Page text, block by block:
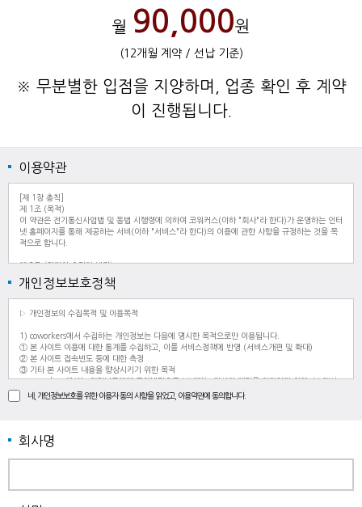
월 90,000원
(12개월 계약 / 선납 기준)
※ 무분별한 입점을 지양하며, 업종 확인 후 계약
이 진행됩니다.
이용약관
[제 1장 총칙]
제 1조 (목적)
이 약관은 전기통신사업법 및 동법 시행령에 의하여 코워커스(이하 "회사"라 한다)가 운영하는 인터
넷 홈페이지를 통해 제공하는 서비(이하 "서비스"라 한다)의 이용에 관한 사항을 규정하는 것을 목
적으로 합니다.
제 2조 (약관의 효력과 변경)
① 이 약관은 인터넷 홈페이지 서비스 화면에 게시하거나 E-mail, 공지사항 등 기타의 방법으로 이
용자에게 공지함으로써 효력을 발생합니다.
② 회사는 사정상 혹은 영업상 중요한 사유가 발생될 경우에는 이 약관을 변경할 수 있으며, 변경된
약관은 ①항과 같은 방법으로 공지함으로써 효력을 발생합니다.
니다. 변경된 약관의 효력 발생일 이후의 계속적인 서비스 이용은 약관의 변경 사항에 동의한 것으
로 간주됩니다.
제 3조 (약관 외 준칙)
이 약관에 명시되지 않은 사항이 관계 법령에 규정되어 있을 경우에는 그 규정에 따릅니다.
제 4조 (용어의 정의)
③ 운영자: 서비스의 전반적인 관리와 원활한 운영을 위하여 회사에서 선정한 사람
④ 해지: 회사 또는 회원이 서비스 이용계약을 종료시키는 것
① 서비스의 이용은 무료입니다.
개인정보보호정책
▷ 개인정보의 수집목적 및 이용목적
1) coworkers에서 수집하는 개인정보는 다음에 명시한 목적으로만 이용됩니다.
① 본 사이트 이용에 대한 통계를 수집하고, 이를 서비스정책에 반영 (서비스개편 및 확대)
② 본 사이트 접속빈도 등에 대한 측정
③ 기타 본 사이트 내용을 향상시키기 위한 목적
※ coworkers에서는 회원님들에게 무차별적으로 보내지는 타사의 메일을 차단하기 위해, 본 웹사
이트에 게시된 이메일 주소가 전자우편 수집 프로그램이나 그 밖의 기술적 장치를 이용하여 무단으
로 수집되는 것을 거부하며, 이를 위반 시 정보통신망법의해 형사처벌 됨을 유념하시길 바랍니다.
1) coworkers에서 회원님들을 대상으로 각종 서비스를 제공하기 위해 제공 받는 필수 회원 정보는
다음과 같습니다.
① 성명
→서비스 이용기록 / 접속로그 / 쿠키 / 접속정보
네, 개인정보보호를 위한 이용자 동의 사항을 읽었고, 이용약관에 동의합니다.
회사명